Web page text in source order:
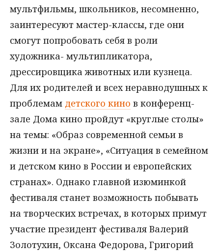
мультфильмы, школьников, несомненно,
заинтересуют мастер-классы, где они
смогут попробовать себя в роли
художника- мультипликатора,
дрессировщика животных или кузнеца.
Для их родителей и всех неравнодушных к
проблемам детского кино в конференц-
зале Дома кино пройдут «круглые столы»
на темы: «Образ современной семьи в
жизни и на экране», «Ситуация в семейном
и детском кино в России и европейских
странах». Однако главной изюминкой
фестиваля станет возможность побывать
на творческих встречах, в которых примут
участие президент фестиваля Валерий
Золотухин, Оксана Федорова, Григорий